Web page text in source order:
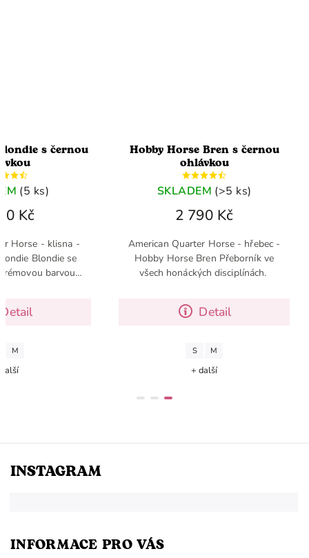
s černou
(5 ks)
Kč
Detail
Horse - klisna -
Blondie se
barvou
M
Hobby Horse Bren s černou
ohlávkou
SKLADEM (>5 ks)
2 790 Kč
Detail
American Quarter Horse - hřebec -
Hobby Horse Bren Přeborník ve
všech honáckých disciplínách.
S M
+ další
INSTAGRAM
INFORMACE PRO VÁS